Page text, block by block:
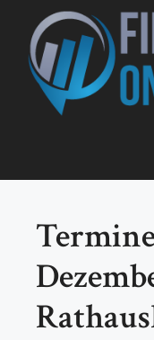
Inhalt
springen